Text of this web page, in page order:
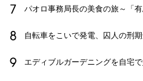
パオロ事務局長の美食の旅～「
自転車をこいで発電、囚人の刑
エディブルガーデニングを自宅